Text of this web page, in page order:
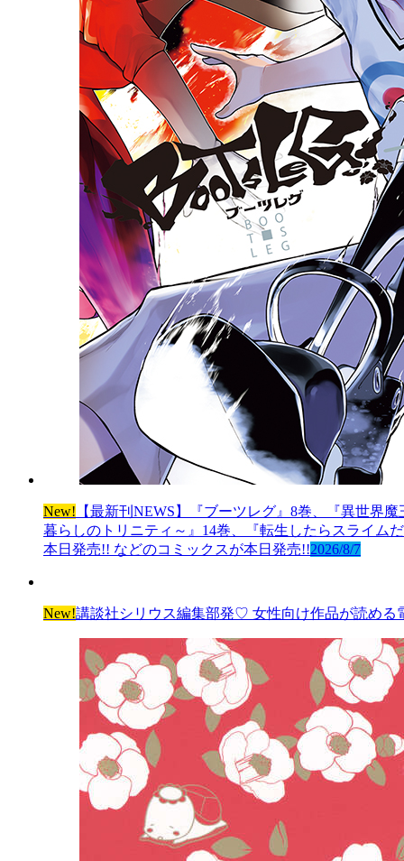
New! 【最新刊NEWS】『ブーツレグ』8巻、『異世界
暮らしのトリニティ～』14巻、『転生したらスライム
本日発売!! などのコミックスが本日発売!!2026/8/7
New!講談社シリウス編集部発♡ 女性向け作品が読める